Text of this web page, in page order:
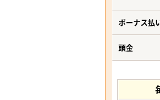
ボーナス払
頭金